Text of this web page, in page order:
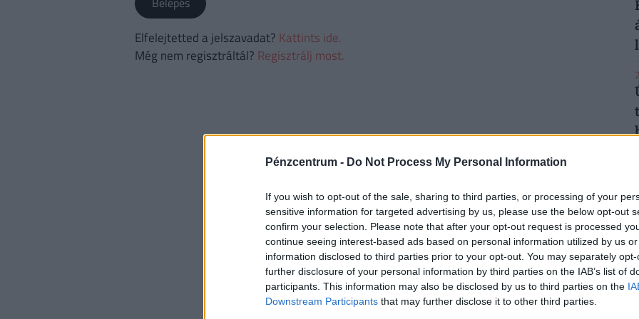
Pénzcentrum - Do Not Process My Personal Information
If you wish to opt-out of the sale, sharing to third parties, or processing of your
sensitive information for targeted advertising by us, please use the below opt-out
confirm your selection. Please note that after your opt-out request is processed
continue seeing interest-based ads based on personal information utilized by us
information disclosed to third parties prior to your opt-out. You may separately
further disclosure of your personal information by third parties on the IAB’s list of
participants. This information may also be disclosed by us to third parties on the
Downstream Participants that may further disclose it to other third parties.
Elfelejtetted a jelszavadat? Kattints ide.
Még nem regisztráltál? Regisztrálj most.